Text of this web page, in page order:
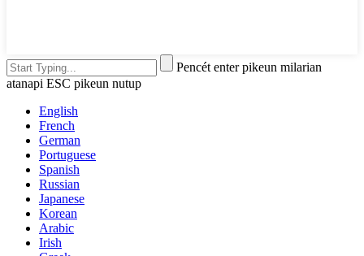
Pencét enter pikeun milarian
atanapi ESC pikeun nutup
English
French
German
Portuguese
Spanish
Russian
Japanese
Korean
Arabic
Irish